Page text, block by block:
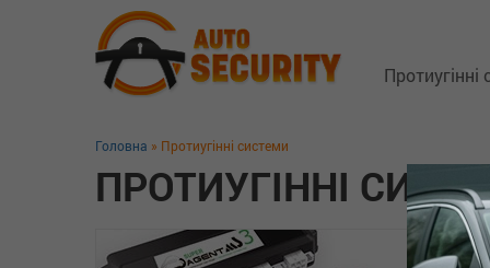
Протиугінні
Замки
Блокіратори
Головна » Протиугінні системи
ПРОТИУГІННІ